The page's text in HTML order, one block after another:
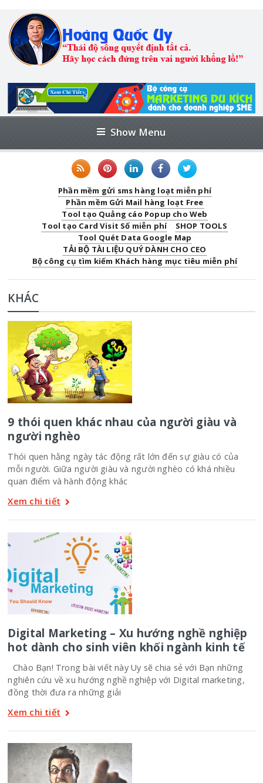
Show Menu
Phần mềm gửi sms hàng loạt miễn phí
Phần mềm Gửi Mail hàng loạt Free
Tool tạo Quảng cáo Popup cho Web
Tool tạo Card Visit Số miễn phí
SHOP TOOLS
Tool Quét Data Google Map
TẢI BỘ TÀI LIỆU QUÝ DÀNH CHO CEO
Bộ công cụ tìm kiếm Khách hàng mục tiêu miễn phí
KHÁC
9 thói quen khác nhau của người giàu và
người nghèo
Thói quen hằng ngày tác động rất lớn đến sự giàu có của
mỗi người. Giữa người giàu và người nghèo có khá nhiều
quan điểm và hành động khác
Xem chi tiết
Digital Marketing – Xu hướng nghề nghiệp
hot dành cho sinh viên khối ngành kinh tế
Chào Bạn! Trong bài viết này Uy sẽ chia sẻ với Bạn những
nghiên cứu về xu hướng nghề nghiệp với Digital marketing,
đồng thời đưa ra những giải
Xem chi tiết